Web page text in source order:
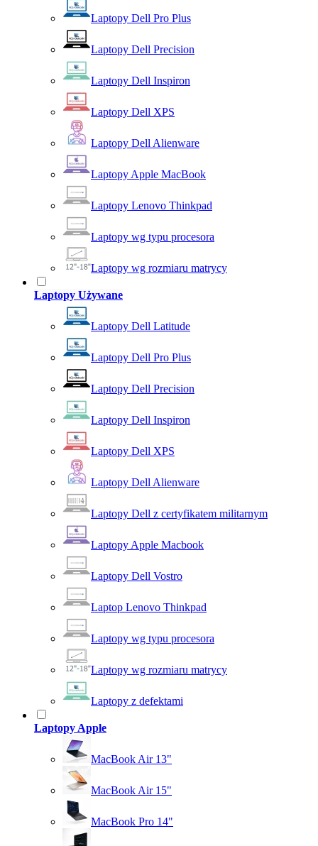
Laptopy Dell Pro Plus
Laptopy Dell Precision
Laptopy Dell Inspiron
Laptopy Dell XPS
Laptopy Dell Alienware
Laptopy Apple MacBook
Laptopy Lenovo Thinkpad
Laptopy wg typu procesora
Laptopy wg rozmiaru matrycy
Laptopy Używane
Laptopy Dell Latitude
Laptopy Dell Pro Plus
Laptopy Dell Precision
Laptopy Dell Inspiron
Laptopy Dell XPS
Laptopy Dell Alienware
Laptopy Dell z certyfikatem militarnym
Laptopy Apple Macbook
Laptopy Dell Vostro
Laptop Lenovo Thinkpad
Laptopy wg typu procesora
Laptopy wg rozmiaru matrycy
Laptopy z defektami
Laptopy Apple
MacBook Air 13"
MacBook Air 15"
MacBook Pro 14"